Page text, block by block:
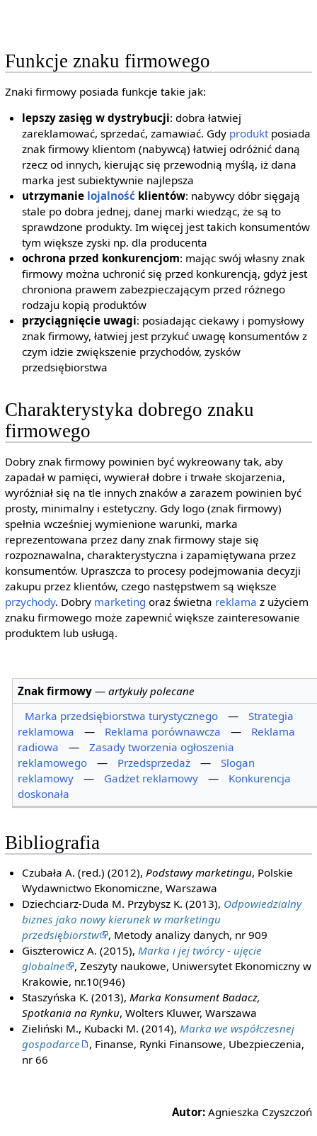
Funkcje znaku firmowego
Znaki firmowy posiada funkcje takie jak:
lepszy zasięg w dystrybucji: dobra łatwiej
zareklamować, sprzedać, zamawiać. Gdy produktposiada
znak firmowy klientom (nabywcą) łatwiej odróżnić daną
rzecz od innych, kierując się przewodnią myślą, iż dana
marka jest subiektywnie najlepsza
utrzymanie lojalność klientów: nabywcy dóbr sięgają
stale po dobra jednej, danej marki wiedząc, że są to
sprawdzone produkty. Im więcej jest takich konsumentów
tym większe zyski np. dla producenta
ochrona przed konkurencjom: mając swój własny znak
firmowy można uchronić się przed konkurencją, gdyż jest
chroniona prawem zabezpieczającym przed różnego
rodzaju kopią produktów
przyciągnięcie uwagi: posiadając ciekawy i pomysłowy
znak firmowy, łatwiej jest przykuć uwagę konsumentów z
czym idzie zwiększenie przychodów, zysków
przedsiębiorstwa
Charakterystyka dobrego znaku
firmowego
Dobry znak firmowy powinien być wykreowany tak, aby
zapadał w pamięci, wywierał dobre i trwałe skojarzenia,
wyróżniał się na tle innych znaków a zarazem powinien być
prosty, minimalny i estetyczny. Gdy logo (znak firmowy)
spełnia wcześniej wymienione warunki, marka
reprezentowana przez dany znak firmowy staje się
rozpoznawalna, charakterystyczna i zapamiętywana przez
konsumentów. Upraszcza to procesy podejmowania decyzji
zakupu przez klientów, czego następstwem są większe
przychody. Dobry marketing oraz świetna reklama z użyciem
znaku firmowego może zapewnić większe zainteresowanie
produktem lub usługą.
Znak firmowy —artykuły polecane
Marka przedsiębiorstwa turystycznego
—
Strategia
reklamowa
— Reklama porównawcza —
Reklama
radiowa
—
Zasady tworzenia ogłoszenia
reklamowego
— Przedsprzedaż —
Slogan
reklamowy
— Gadżet reklamowy —
Konkurencja
doskonała
Bibliografia
Czubała A. (red.) (2012), Podstawy marketingu, Polskie
Wydawnictwo Ekonomiczne, Warszawa
Dziechciarz-Duda M. Przybysz K. (2013), Odpowiedzialny
biznes jako nowy kierunek w marketingu
przedsiębiorstw
, Metody analizy danych, nr 909
Giszterowicz A. (2015), Marka i jej twórcy - ujęcie
globalne
, Zeszyty naukowe, Uniwersytet Ekonomiczny w
Krakowie, nr.10(946)
Staszyńska K. (2013), Marka Konsument Badacz,
Spotkania na Rynku, Wolters Kluwer, Warszawa
Zieliński M., Kubacki M. (2014), Marka we współczesnej
gospodarce
, Finanse, Rynki Finansowe, Ubezpieczenia,
nr 66
Autor: Agnieszka Czyszczoń